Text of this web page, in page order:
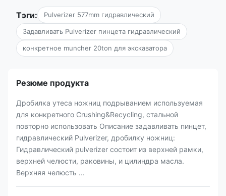
Тэги: Pulverizer 577mm гидравлический
Задавливать Pulverizer пинцета гидравлический
конкретное muncher 20ton для экскаватора
Резюме продукта
Дробилка утеса ножниц подрыванием используемая
для конкретного Crushing&Recycling, стальной
повторно использовать Описание задавливать пинцет,
гидравлический Pulverizer, дробилку ножниц:
Гидравлический pulverizer состоит из верхней рамки,
верхней челюсти, раковины, и цилиндра масла.
Верхняя челюсть ...